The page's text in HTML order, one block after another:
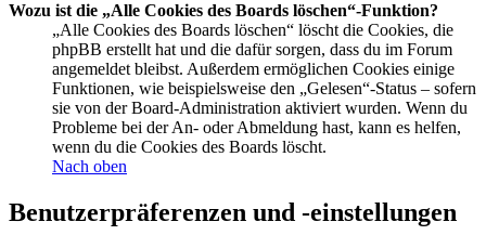
Wozu ist die „Alle Cookies des Boards löschen“-Funktion?
„Alle Cookies des Boards löschen“ löscht die Cookies, die
phpBB erstellt hat und die dafür sorgen, dass du im Forum
angemeldet bleibst. Außerdem ermöglichen Cookies einige
Funktionen, wie beispielsweise den „Gelesen“-Status – sofern
sie von der Board-Administration aktiviert wurden. Wenn du
Probleme bei der An- oder Abmeldung hast, kann es helfen,
wenn du die Cookies des Boards löscht.
Nach oben
Benutzerpräferenzen und -einstellungen